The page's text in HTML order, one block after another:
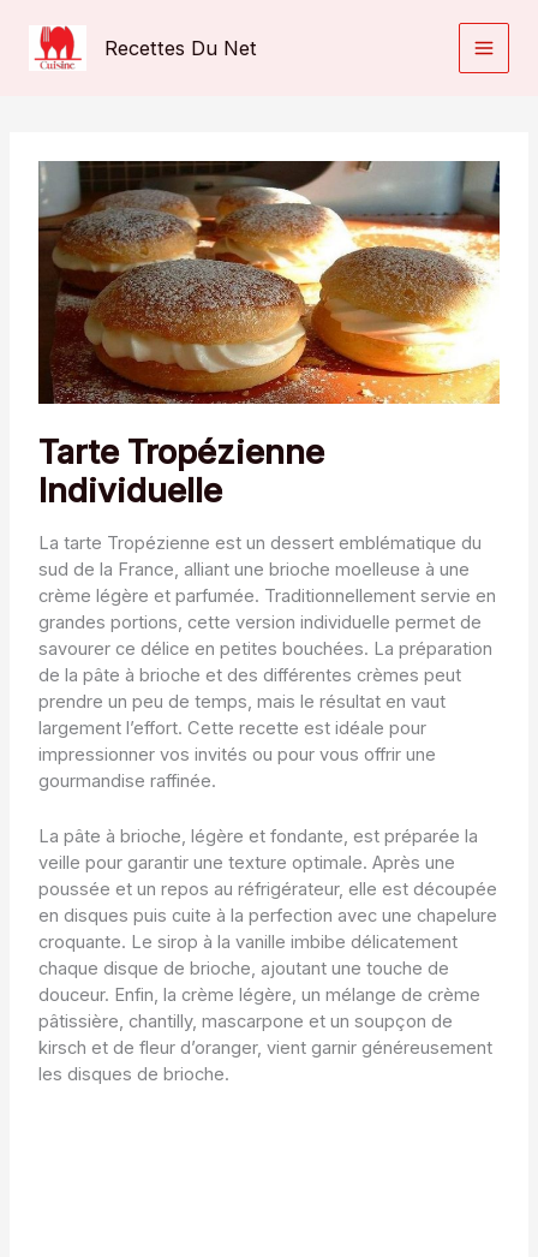
contenu
Recettes Du Net
Tarte Tropézienne
Individuelle
La tarte Tropézienne est un dessert emblématique du
sud de la France, alliant une brioche moelleuse à une
crème légère et parfumée. Traditionnellement servie en
grandes portions, cette version individuelle permet de
savourer ce délice en petites bouchées. La préparation
de la pâte à brioche et des différentes crèmes peut
prendre un peu de temps, mais le résultat en vaut
largement l’effort. Cette recette est idéale pour
impressionner vos invités ou pour vous offrir une
gourmandise raffinée.
La pâte à brioche, légère et fondante, est préparée la
veille pour garantir une texture optimale. Après une
poussée et un repos au réfrigérateur, elle est découpée
en disques puis cuite à la perfection avec une chapelure
croquante. Le sirop à la vanille imbibe délicatement
chaque disque de brioche, ajoutant une touche de
douceur. Enfin, la crème légère, un mélange de crème
pâtissière, chantilly, mascarpone et un soupçon de
kirsch et de fleur d’oranger, vient garnir généreusement
les disques de brioche.